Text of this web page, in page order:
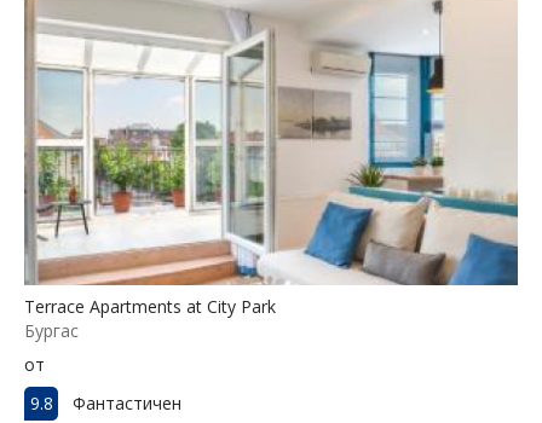
Terrace Apartments at City Park
Бургас
от
9.8
Фантастичен